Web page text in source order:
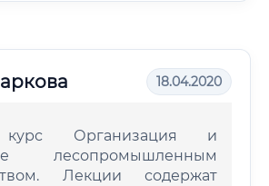
18.04.2020
Организация и
лесопромышленным
Лекции содержат